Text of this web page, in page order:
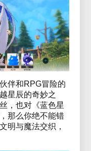
伴和RPG冒险的
星辰的奇妙之
，也对《蓝色星
那么你绝不能错
明与魔法交织，